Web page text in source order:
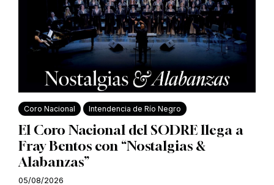
Coro Nacional Intendencia de Río Negro
El Coro Nacional del SODRE llega a
Fray Bentos con “Nostalgias &
Alabanzas”
05/08/2026